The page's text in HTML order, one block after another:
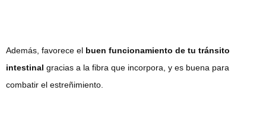
Además, favorece el buen funcionamiento de tu tránsito
intestinal gracias a la fibra que incorpora, y es buena para
combatir el estreñimiento.